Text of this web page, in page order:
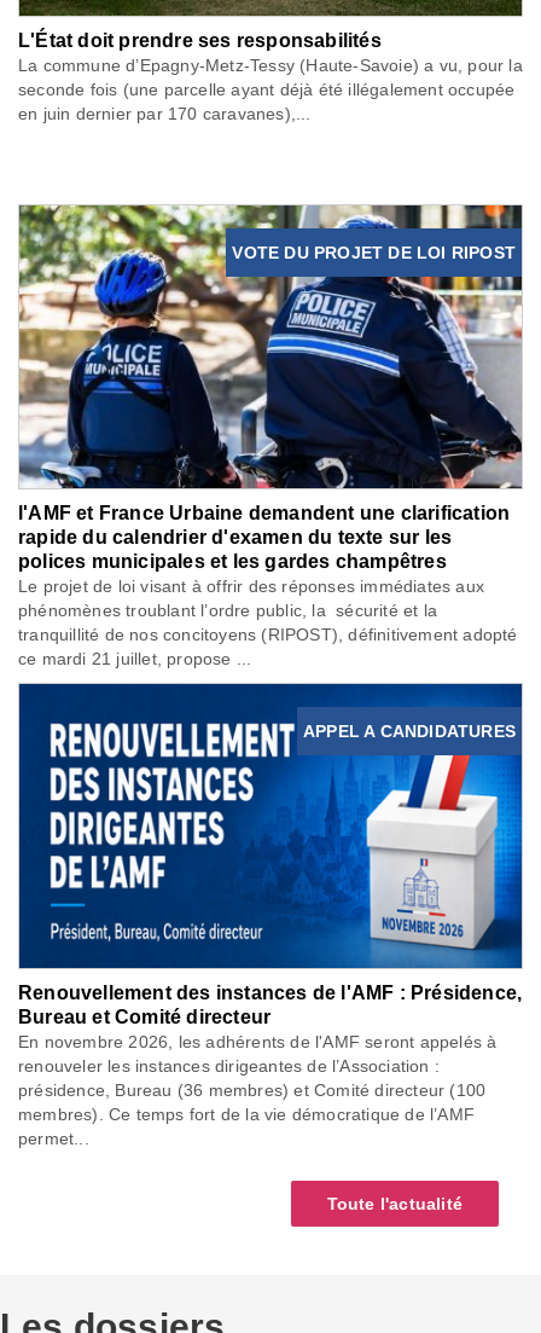
L'État doit prendre ses responsabilités
La commune d’Epagny-Metz-Tessy (Haute-Savoie) a vu, pour la
seconde fois (une parcelle ayant déjà été illégalement occupée
en juin dernier par 170 caravanes),...
VOTE DU PROJET DE LOI RIPOST
l'AMF et France Urbaine demandent une clarification
rapide du calendrier d'examen du texte sur les
polices municipales et les gardes champêtres
Le projet de loi visant à offrir des réponses immédiates aux
phénomènes troublant l’ordre public, la sécurité et la
tranquillité de nos concitoyens (RIPOST), définitivement adopté
ce mardi 21 juillet, propose ...
APPEL A CANDIDATURES
Renouvellement des instances de l'AMF : Présidence,
Bureau et Comité directeur
En novembre 2026, les adhérents de l'AMF seront appelés à
renouveler les instances dirigeantes de l’Association :
présidence, Bureau (36 membres) et Comité directeur (100
membres). Ce temps fort de la vie démocratique de l’AMF
permet...
Toute l'actualité